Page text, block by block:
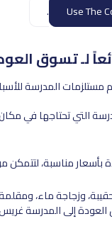
Use The
لـ تسوق
المدرسة
التي تحتاجها في
بأسعار مناسبة،
وزجاجة ماء،
إلى المدرسة غريس